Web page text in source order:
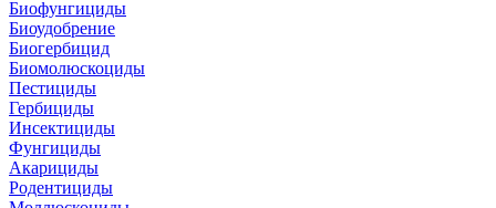
Биофунгициды
Биоудобрение
Биогербицид
Биомолюскоциды
Пестициды
Гербициды
Инсектициды
Фунгициды
Акарициды
Родентициды